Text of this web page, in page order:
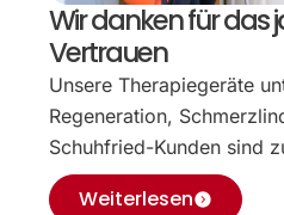
Wir danken für das
Vertrauen
Unsere Therapiegeräte
Regeneration,
Schuhfried-Kunden sind
Weiterlesen